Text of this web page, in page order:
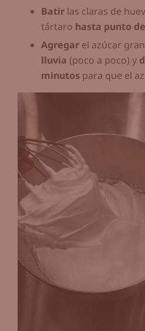
Batir las claras de
tártaro hasta punto
Agregar el azúcar
lluvia (poco a poco) y
minutos para que el